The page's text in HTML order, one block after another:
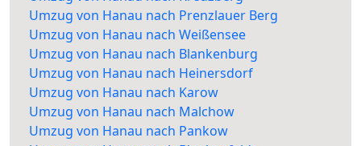
Umzug von Hanau nach Prenzlauer Berg
Umzug von Hanau nach Weißensee
Umzug von Hanau nach Blankenburg
Umzug von Hanau nach Heinersdorf
Umzug von Hanau nach Karow
Umzug von Hanau nach Malchow
Umzug von Hanau nach Pankow